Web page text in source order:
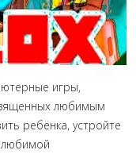
игры,
любимым
ребёнка, устройте
любимой